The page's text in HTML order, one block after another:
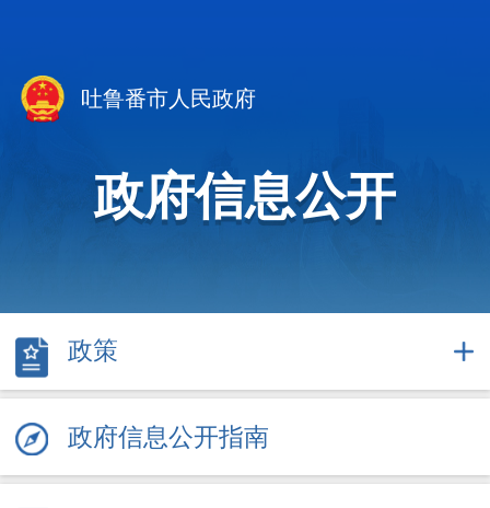
吐鲁番市人民政府
政府信息公开
政策
政府信息公开指南